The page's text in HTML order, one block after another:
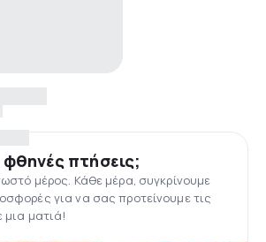
πτήσεις;
μέρος. Κάθε μέρα, συγκρίνουμε
για να σας προτείνουμε τις
μια ματιά!